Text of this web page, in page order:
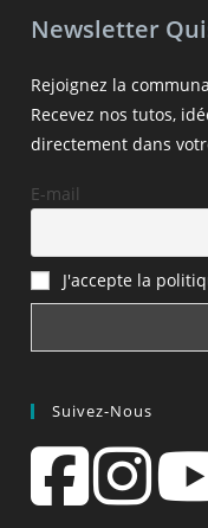
Newsletter
Rejoignez la
Recevez nos tutos,
directement dans
E-mail
J'accepte la
Suivez-Nous